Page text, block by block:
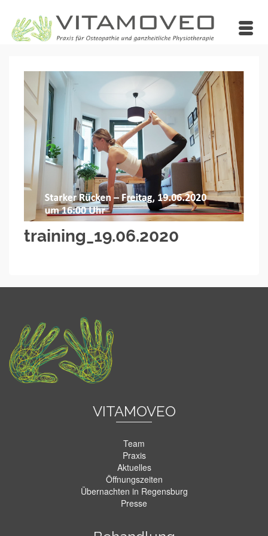
training_19.06.2020
VITAMOVEO
Team
Praxis
Aktuelles
Öffnungszeiten
Übernachten in Regensburg
Presse